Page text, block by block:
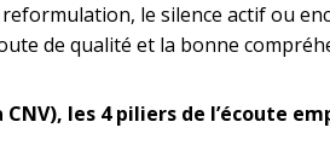
reformulation, le silence actif ou
de qualité et la bonne
CNV), les 4 piliers de l’écoute